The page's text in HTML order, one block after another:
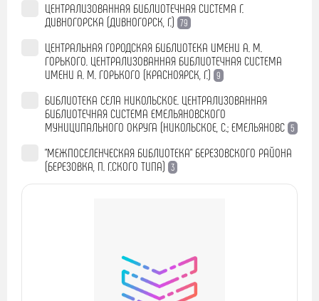
ЦЕНТРАЛИЗОВАННАЯ БИБЛИОТЕЧНАЯ СИСТЕМА Г.
ДИВНОГОРСКА (ДИВНОГОРСК, Г.) 79
ЦЕНТРАЛЬНАЯ ГОРОДСКАЯ БИБЛИОТЕКА ИМЕНИ А. М.
ГОРЬКОГО. ЦЕНТРАЛИЗОВАННАЯ БИБЛИОТЕЧНАЯ СИСТЕМА
ИМЕНИ А. М. ГОРЬКОГО (КРАСНОЯРСК, Г.) 9
БИБЛИОТЕКА СЕЛА НИКОЛЬСКОЕ. ЦЕНТРАЛИЗОВАННАЯ
БИБЛИОТЕЧНАЯ СИСТЕМА ЕМЕЛЬЯНОВСКОГО
МУНИЦИПАЛЬНОГО ОКРУГА (НИКОЛЬСКОЕ, С.; ЕМЕЛЬЯНОВС 5
"МЕЖПОСЕЛЕНЧЕСКАЯ БИБЛИОТЕКА" БЕРЕЗОВСКОГО РАЙОНА
(БЕРЕЗОВКА, П. Г.СКОГО ТИПА) 3